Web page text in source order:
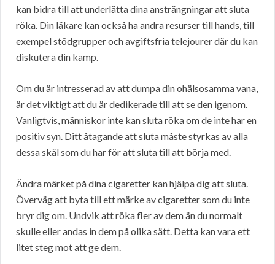
kan bidra till att underlätta dina ansträngningar att sluta
röka. Din läkare kan också ha andra resurser till hands, till
exempel stödgrupper och avgiftsfria telejourer där du kan
diskutera din kamp.
Om du är intresserad av att dumpa din ohälsosamma vana,
är det viktigt att du är dedikerade till att se den igenom.
Vanligtvis, människor inte kan sluta röka om de inte har en
positiv syn. Ditt åtagande att sluta måste styrkas av alla
dessa skäl som du har för att sluta till att börja med.
Ändra märket på dina cigaretter kan hjälpa dig att sluta.
Överväg att byta till ett märke av cigaretter som du inte
bryr dig om. Undvik att röka fler av dem än du normalt
skulle eller andas in dem på olika sätt. Detta kan vara ett
litet steg mot att ge dem.